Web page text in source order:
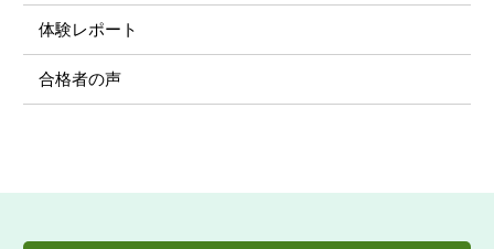
体験レポート
合格者の声